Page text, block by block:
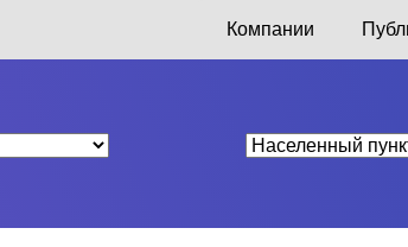
Компании